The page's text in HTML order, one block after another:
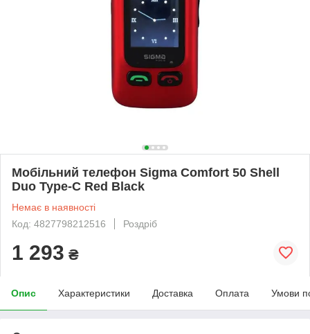
Мобільний телефон Sigma Comfort 50 Shell
Duo Type-C Red Black
Немає в наявності
Код: 4827798212516
Роздріб
1 293 ₴
Опис Характеристики Доставка Оплата Умови